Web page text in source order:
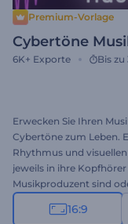
Premium-Vorlage
Cybertöne
6K+ Exporte Bis zu
Erwecken Sie Ihren
Cybertöne zum Leben.
Rhythmus und
jeweils in ihre
Musikproduzent sind
dieser Visualizer bietet
Präsentation. Passen
16:9